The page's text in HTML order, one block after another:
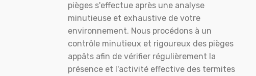
pièges s'effectue après une analyse
minutieuse et exhaustive de votre
environnement. Nous procédons à un
contrôle minutieux et rigoureux des pièges
appâts afin de vérifier régulièrement la
présence et l'activité effective des termites